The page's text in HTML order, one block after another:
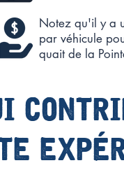
Notez qu'il y a
par véhicule
quait de la